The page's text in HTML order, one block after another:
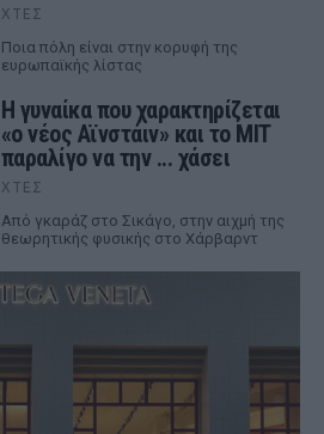
ΧΤΕΣ
Ποια πόλη είναι στην κορυφή της
ευρωπαϊκής λίστας
Η γυναίκα που χαρακτηρίζεται
«ο νέος Αϊνστάιν» και το MIT
παραλίγο να την ... χάσει
ΧΤΕΣ
Από γκαράζ στο Σικάγο, στην αιχμή της
θεωρητικής φυσικής στο Χάρβαρντ